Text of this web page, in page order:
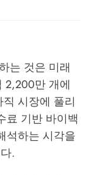
는 것은 미래
2,200만 개에
시장에 풀리
료 기반 바이백
석하는 시각을
.